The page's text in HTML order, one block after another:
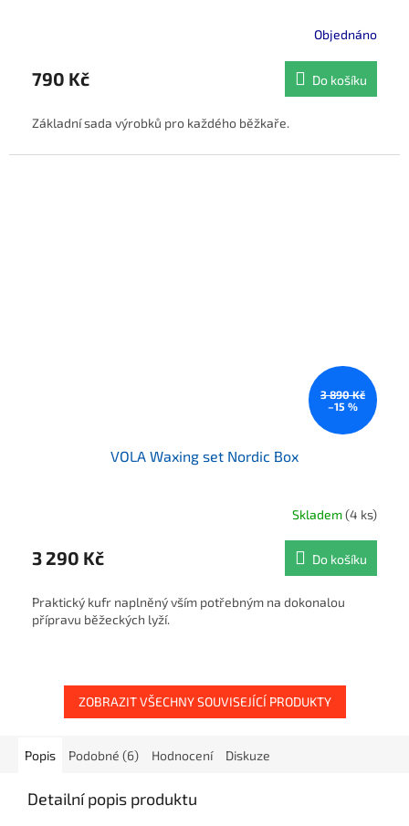
Objednáno
790 Kč Do košíku
Základní sada výrobků pro každého běžkaře.
3 890 Kč
–15 %
VOLA Waxing set Nordic Box
Skladem(4 ks)
3 290 Kč Do košíku
Praktický kufr naplněný vším potřebným na dokonalou
přípravu běžeckých lyží.
ZOBRAZIT VŠECHNY SOUVISEJÍCÍ PRODUKTY
Popis Podobné (6) Hodnocení Diskuze
Detailní popis produktu